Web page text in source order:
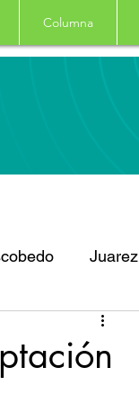
Columna
Juarez
Arte